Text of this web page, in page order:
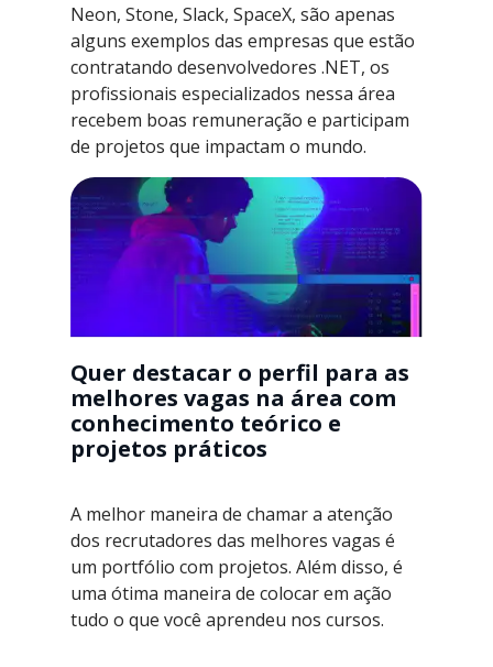
Neon, Stone, Slack, SpaceX, são apenas
alguns exemplos das empresas que estão
contratando desenvolvedores .NET, os
profissionais especializados nessa área
recebem boas remuneração e participam
de projetos que impactam o mundo.
Quer destacar o perfil para as
melhores vagas na área com
conhecimento teórico e
projetos práticos
A melhor maneira de chamar a atenção
dos recrutadores das melhores vagas é
um portfólio com projetos. Além disso, é
uma ótima maneira de colocar em ação
tudo o que você aprendeu nos cursos.